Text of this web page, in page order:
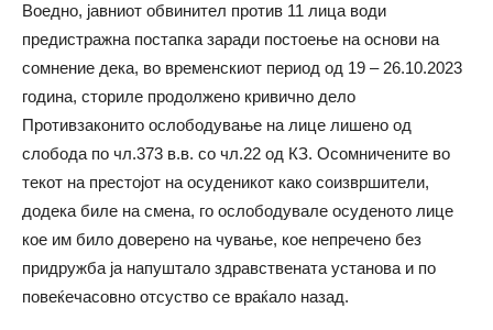
Воедно, јавниот обвинител против 11 лица води
предистражна постапка заради постоење на основи на
сомнение дека, во временскиот период од 19 – 26.10.2023
година, сториле продолжено кривично дело
Противзаконито ослободување на лице лишено од
слобода по чл.373 в.в. со чл.22 од КЗ. Осомничените во
текот на престојот на осуденикот како соизвршители,
додека биле на смена, го ослободувале осуденото лице
кое им било доверено на чување, кое непречено без
придружба ја напуштало здравствената установа и по
повеќечасовно отсуство се враќало назад.